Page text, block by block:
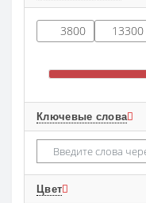
Ключевые слова
Цвет